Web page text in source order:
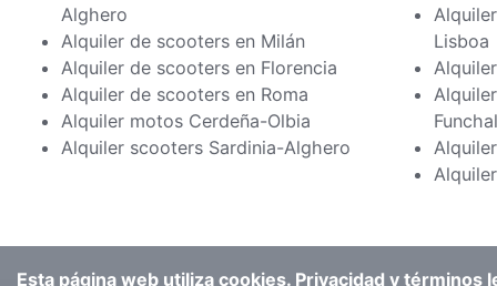
Alghero
Alquiler de scooters en Milán
Alquiler de scooters en Florencia
Alquiler de scooters en Roma
Alquiler motos Cerdeña-Olbia
Alquiler scooters Sardinia-Alghero
Lisboa
Funchal
Esta página web utiliza cookies. Privacidad y términos